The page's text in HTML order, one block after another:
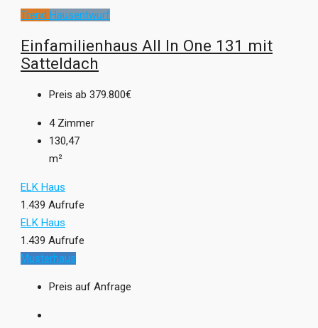
Trend Hausentwurf
Einfamilienhaus All In One 131 mit
Satteldach
Preis ab 379.800€
4 Zimmer
130,47
m²
ELK Haus
1.439 Aufrufe
ELK Haus
1.439 Aufrufe
Musterhaus
Preis auf Anfrage